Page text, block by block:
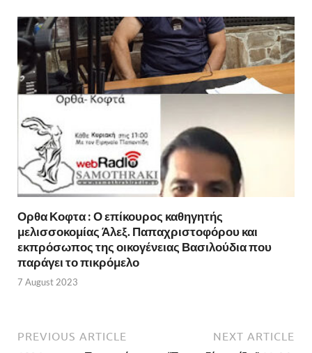
Ορθα Κοφτα : Ο επίκουρος καθηγητής
μελισσοκομίας Άλεξ. Παπαχριστοφόρου και
εκπρόσωπος της οικογένειας Βασιλούδια που
παράγει το πικρόμελο
7 August 2023
PREVIOUS ARTICLE NEXT ARTICLE